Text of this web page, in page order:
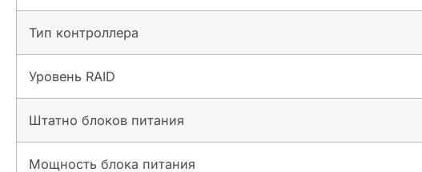
Тип контроллера
Уровень RAID
Штатно блоков питания
Мощность блока питания